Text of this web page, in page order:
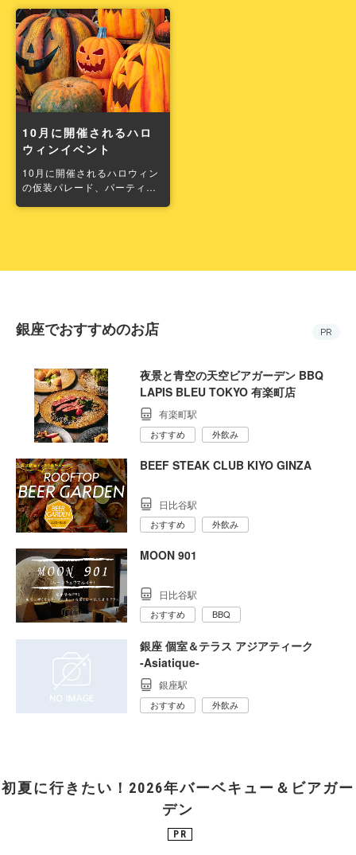
10月に開催されるハロ
ウィンイベント
10月に開催されるハロウィン
の仮装パレード、パーティな
銀座でおすすめのお店 PR
夜景と青空の天空ビアガーデン BBQ
LAPIS BLEU TOKYO 有楽町店
有楽町駅
おすすめ 外飲み
BEEF STEAK CLUB KIYO GINZA
日比谷駅
おすすめ 外飲み
MOON 901
日比谷駅
おすすめ BBQ
銀座 個室＆テラス アジアティーク
‐Asiatique‐
銀座駅
おすすめ 外飲み
初夏に行きたい！2026年バーベキュー＆ビアガー
デン
PR